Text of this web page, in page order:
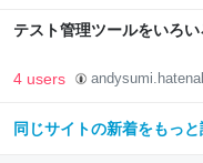
テスト管理ツールをいろ
4 users
同じサイトの新着をもっ